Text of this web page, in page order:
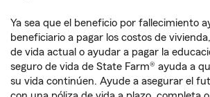
Ya sea que el beneficio por fallecimiento
beneficiario a pagar los costos de
de vida actual o ayudar a pagar la
seguro de vida de State Farm® ayuda a
su vida continúen. Ayude a asegurar el